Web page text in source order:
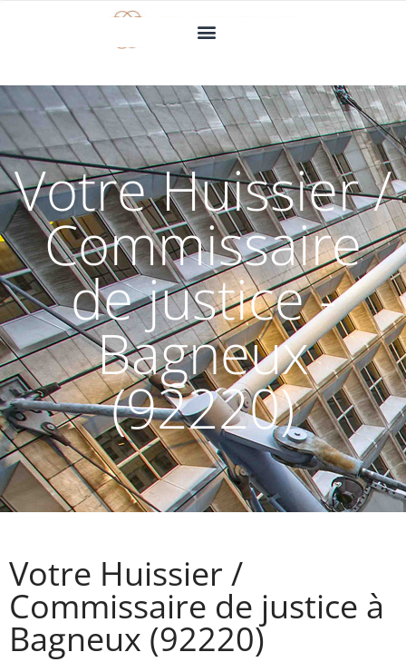
Votre Huissier /
Commissaire
de justice -
Bagneux
(92220)
Votre Huissier /
Commissaire de justice à
Bagneux (92220)